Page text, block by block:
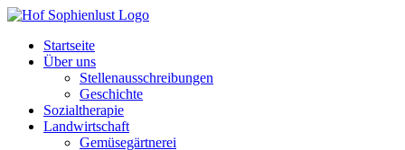
Skip
contentStartseite
Über uns
Stellenausschreibungen
Geschichte
Sozialtherapie
Landwirtschaft
Gemüsegärtnerei